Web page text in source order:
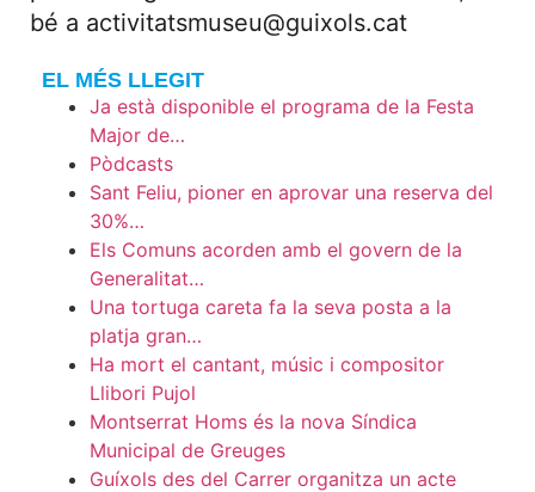
bé a activitatsmuseu@guixols.cat
EL MÉS LLEGIT
Ja està disponible el programa de la Festa
Major de…
Pòdcasts
Sant Feliu, pioner en aprovar una reserva del
30%…
Els Comuns acorden amb el govern de la
Generalitat…
Una tortuga careta fa la seva posta a la
platja gran…
Ha mort el cantant, músic i compositor
Llibori Pujol
Montserrat Homs és la nova Síndica
Municipal de Greuges
Guíxols des del Carrer organitza un acte